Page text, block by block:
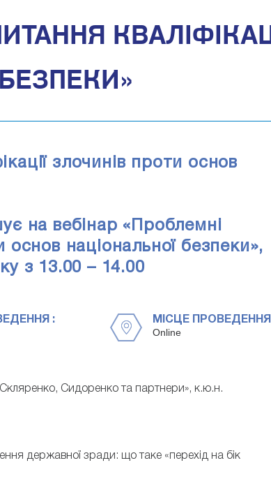
злочинів проти основ
на вебінар «Проблемні
основ національної безпеки»,
з 13.00 – 14.00
: МІСЦЕ ПРОВЕДЕННЯ
Online
Сидоренко та партнери», к.ю.н.
державної зради: що таке «перехід на бік